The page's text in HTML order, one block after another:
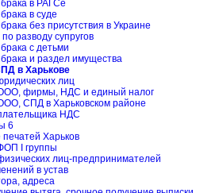
в РАГСе
в суде
без присутствия в Украине
разводу супругов
с детьми
и раздел имущества
в Харькове
лиц
ООО, фирмы, НДС и единый налог
СПД в Харьковском районе
НДС
6
печатей Харьков
I группы
лиц-предпринимателей
в устав
адреса